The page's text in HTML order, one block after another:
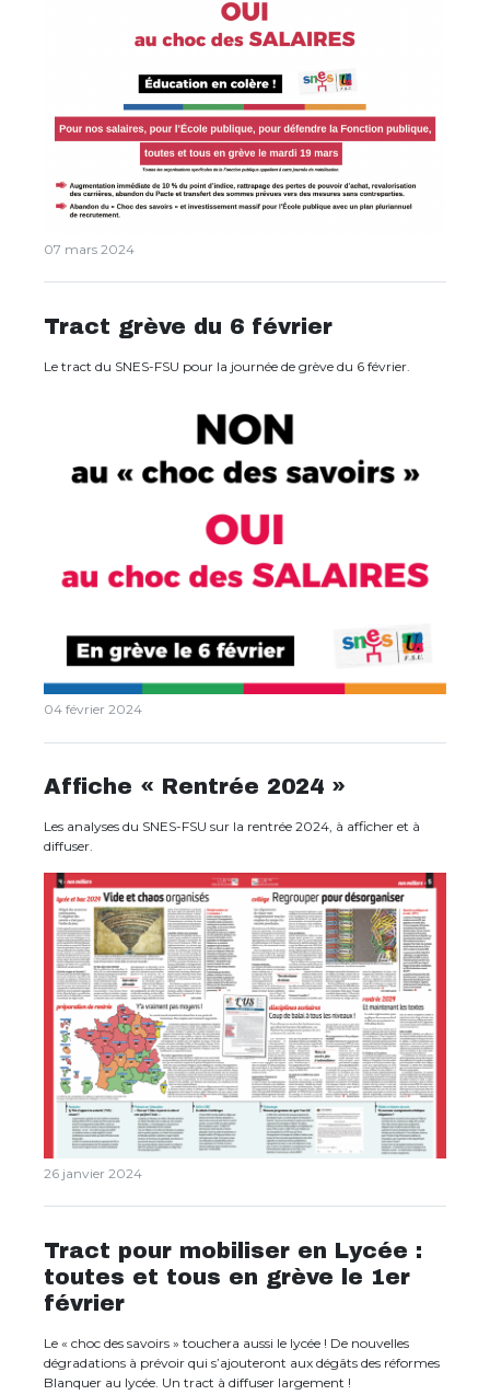
07 mars 2024
Tract grève du 6 février
Le tract du SNES-FSU pour la journée de grève du 6 février.
04 février 2024
Affiche « Rentrée 2024 »
Les analyses du SNES-FSU sur la rentrée 2024, à afficher et à
diffuser.
26 janvier 2024
Tract pour mobiliser en Lycée :
toutes et tous en grève le 1er
février
Le « choc des savoirs » touchera aussi le lycée ! De nouvelles
dégradations à prévoir qui s’ajouteront aux dégâts des réformes
Blanquer au lycée. Un tract à diffuser largement !